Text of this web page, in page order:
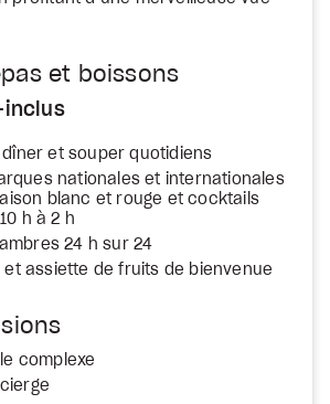
et boissons
inclus
et souper quotidiens
nationales et internationales
blanc et rouge et cocktails
h à 2 h
24 h sur 24
et assiette de fruits de bienvenue
complexe